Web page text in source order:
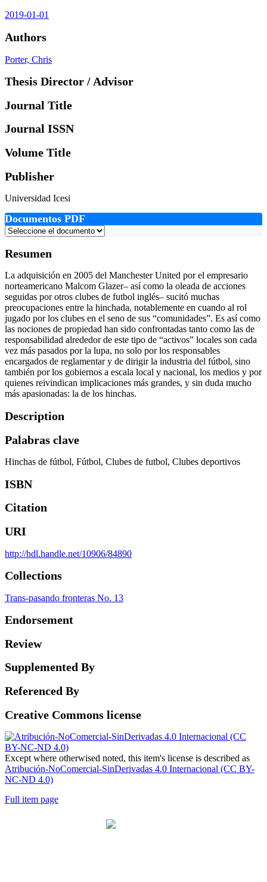
2019-01-01
Authors
Porter, Chris
Thesis Director / Advisor
Journal Title
Journal ISSN
Volume Title
Publisher
Universidad Icesi
Documentos PDF
Resumen
La adquisición en 2005 del Manchester United por el empresario
norteamericano Malcom Glazer– así como la oleada de acciones
seguidas por otros clubes de futbol inglés– sucitó muchas
preocupaciones entre la hinchada, notablemente en cuando al rol
jugado por los clubes en el seno de sus “comunidades”. Es así como
las nociones de propiedad han sido confrontadas tanto como las de
responsabilidad alrededor de este tipo de “activos” locales son cada
vez más pasados por la lupa, no solo por los responsables
encargados de reglamentar y de dirigir la industria del fútbol, sino
también por los gobiernos a escala local y nacional, los medios y por
quienes reivindican implicaciones más grandes, y sin duda mucho
más apasionadas: la de los hinchas.
Description
Palabras clave
Hinchas de fútbol Fútbol Clubes de futbol Clubes deportivos
ISBN
Citation
URI
http://hdl.handle.net/10906/84890
Collections
Trans-pasando fronteras No. 13
Endorsement
Review
Supplemented By
Referenced By
Creative Commons license
Except where otherwised noted, this item's license is described as
Atribución-NoComercial-SinDerivadas 4.0 Internacional (CC BY-
NC-ND 4.0)
Full item page